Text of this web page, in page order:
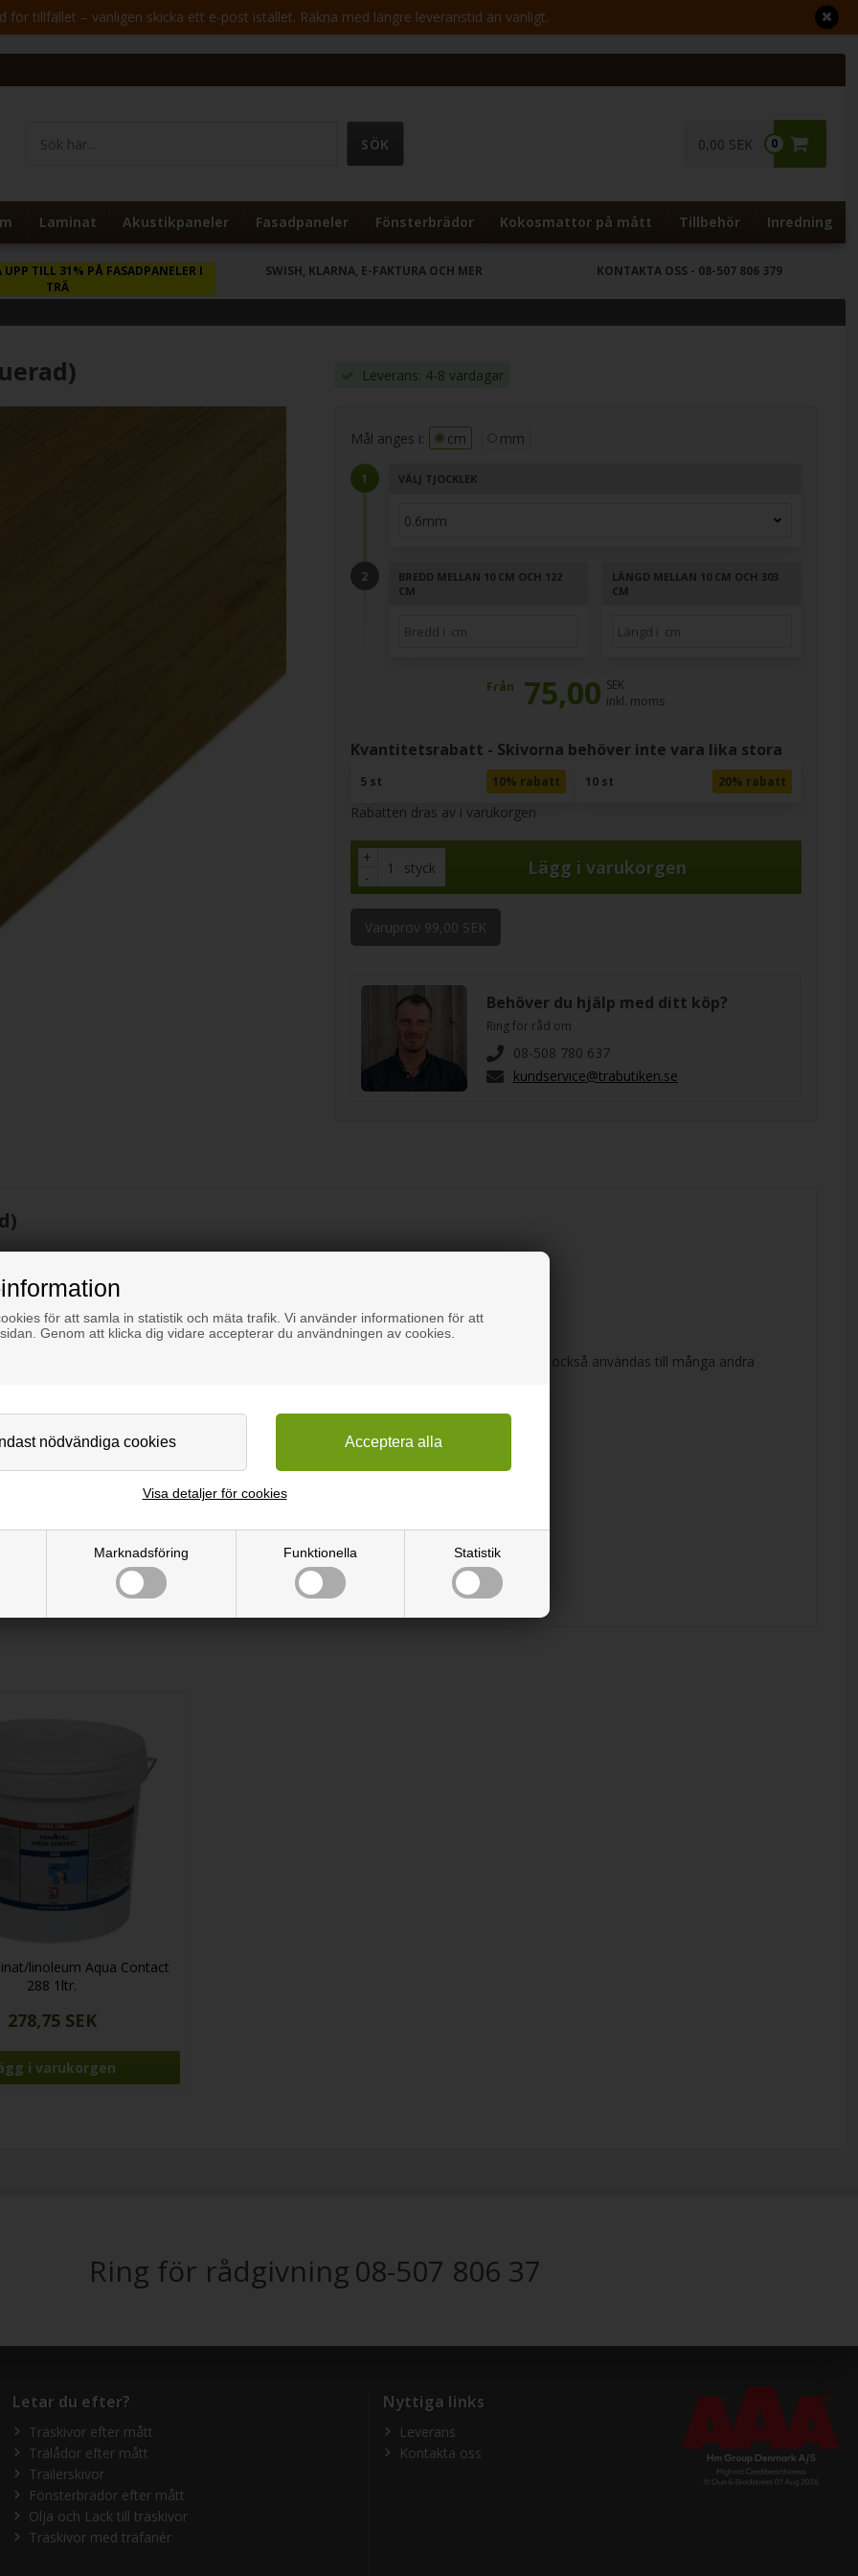
för att samla in statistik och mäta trafik. Vi använder informationen för att
Genom att klicka dig vidare accepterar du användningen av cookies.
Marknadsföring Funktionella Statistik
Visa detaljer för cookies
för tillfället – vänligen skicka ett e-post istället. Räkna med längre leveranstid än vanligt.
0
0,00 SEK
Laminat Akustikpaneler Fasadpaneler Fönsterbrädor Kokosmattor på mått Tillbehör Inredning
UPP TILL 31% PÅ FASADPANELER I
TRÄ
SWISH, KLARNA, E-FAKTURA OCH MER KONTAKTA OSS - 08-507 806 379
Leverans: 4-8 vardagar
Mål anges i: cm mm
VÄLJ TJOCKLEK
BREDD MELLAN 10 CM OCH 122
CM
LÄNGD MELLAN 10 CM OCH 303
CM
Från 75,00 SEK
inkl. moms
Kvantitetsrabatt - Skivorna behöver inte vara lika stora
5 st 10% rabatt 10 st 20% rabatt
Rabatten dras av i varukorgen
+
-
styck
Varuprov 99,00 SEK
Behöver du hjälp med ditt köp?
Ring för råd om
08-508 780 637
kundservice@trabutiken.se
Hög flexibilitet, enkel att arbeta med och klar till att limma på direkt på önskade ytor.
så mycket som möjligt.
till massivt trä. Om du ska renovera gamla möbler, köksluckor eller dörrar. Kan också användas till många andra
klippa eller trycka ut. Påför därefter lim på önskad yta.
eller olja.
linoleum Aqua Contact
288 1ltr.
278,75 SEK
Ring för rådgivning08-507 806 37
Letar du efter?
Träskivor efter mått
Trälådor efter mått
Trailerskivor
Fönsterbrädor efter mått
Olja och Lack till träskivor
Träskivor med träfanér
Nyttiga links
Leverans
Kontakta oss